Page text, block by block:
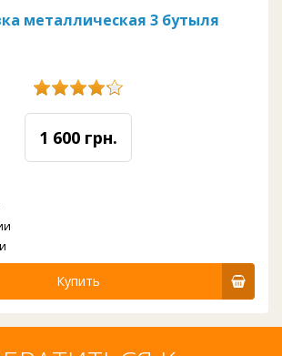
металлическая 3 бутыля
1 600 грн.
3
Купить